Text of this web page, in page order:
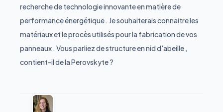
recherche de technologie innovante en matière de
performance énergétique . Je souhaiterais connaitre les
matériaux et le procès utilisés pour la fabrication de vos
panneaux . Vous parliez de structure en nid d'abeille ,
contient-il de la Perovskyte ?